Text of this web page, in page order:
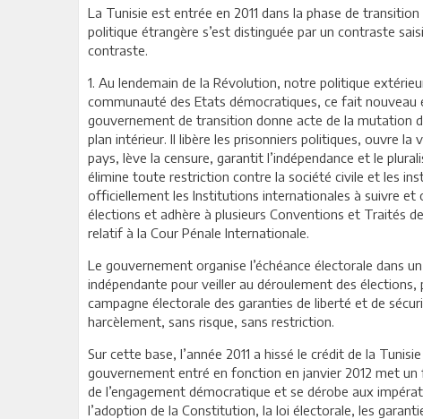
La Tunisie est entrée en 2011 dans la phase de
politique étrangère s’est distinguée par un contraste
contraste.
1. Au lendemain de la Révolution, notre politique
communauté des Etats démocratiques, ce fait nouveau
gouvernement de transition donne acte de la mutation
plan intérieur. Il libère les prisonniers politiques, ouvre
pays, lève la censure, garantit l’indépendance et le
élimine toute restriction contre la société civile et les
officiellement les Institutions internationales à suivre et
élections et adhère à plusieurs Conventions et Traités
relatif à la Cour Pénale Internationale.
Le gouvernement organise l’échéance électorale dans
indépendante pour veiller au déroulement des
campagne électorale des garanties de liberté et de
harcèlement, sans risque, sans restriction.
Sur cette base, l’année 2011 a hissé le crédit de la
gouvernement entré en fonction en janvier 2012 met
de l’engagement démocratique et se dérobe aux
l’adoption de la Constitution, la loi électorale, les